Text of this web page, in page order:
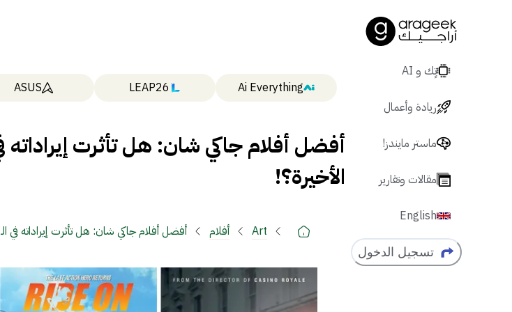
تٍك و AI
ريادة وأعمال
ماستر مايندز!
مقالات وتقارير
English
تسجيل الدخول
Ai Everything
LEAP26
ASUS
الأخيرة؟!
Art أفلام أفضل أفلام جاكي شان: هل تأثرت إيراداته في الـ 7 سنوات الأخيرة؟!